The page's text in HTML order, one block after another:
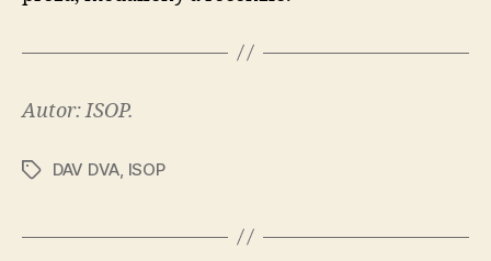
Autor: ISOP.
ZnačkyDAV DVA ISOP